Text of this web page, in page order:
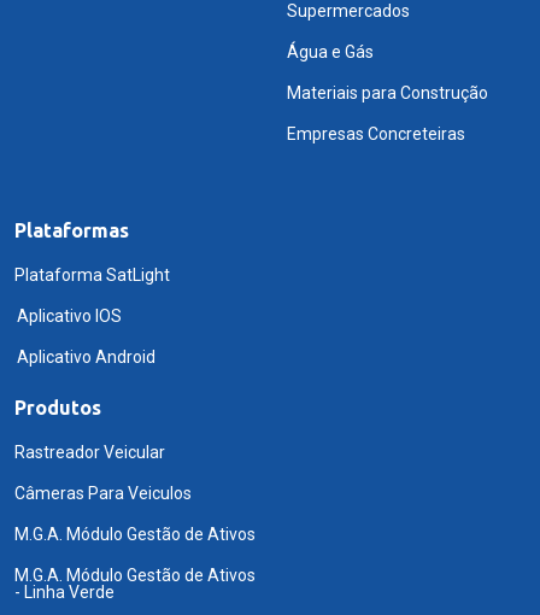
Supermercados
Água e Gás
Materiais para Construção
Empresas Concreteiras
Plataformas
Plataforma SatLight
Aplicativo IOS
Aplicativo Android
Produtos
Rastreador Veicular
Câmeras Para Veiculos
M.G.A. Módulo Gestão de Ativos
M.G.A. Módulo Gestão de Ativos
- Linha Verde